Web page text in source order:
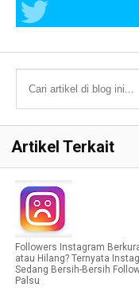
Artikel Terkait
Followers Instagram
atau Hilang? Ternyata
Sedang Bersih-Bersih
Palsu